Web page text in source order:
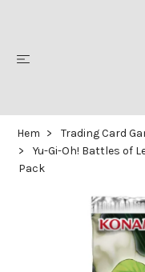
Hem Trading Card
Yu-Gi-Oh! Battles of
Pack